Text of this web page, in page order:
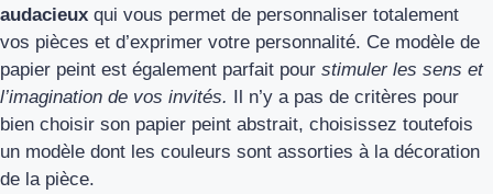
audacieux qui vous permet de personnaliser totalement
vos pièces et d’exprimer votre personnalité. Ce modèle de
papier peint est également parfait pour stimuler les sens et
l’imagination de vos invités.
Il n’y a pas de critères pour
bien choisir son papier peint abstrait, choisissez toutefois
un modèle dont les couleurs sont assorties à la décoration
de la pièce.